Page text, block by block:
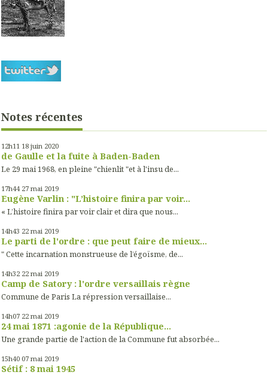
Notes récentes
12h11 18 juin 2020
de Gaulle et la fuite à Baden-Baden
Le 29 mai 1968, en pleine "chienlit "et à l'insu de...
17h44 27 mai 2019
Eugène Varlin : "L’histoire finira par voir...
« L’histoire finira par voir clair et dira que nous...
14h43 22 mai 2019
Le parti de l'ordre : que peut faire de mieux...
" Cette incarnation monstrueuse de l’égoïsme, de...
14h32 22 mai 2019
Camp de Satory : l'ordre versaillais règne
Commune de Paris La répression versaillaise...
14h07 22 mai 2019
24 mai 1871 :agonie de la République...
Une grande partie de l'action de la Commune fut absorbée...
15h40 07 mai 2019
Sétif : 8 mai 1945